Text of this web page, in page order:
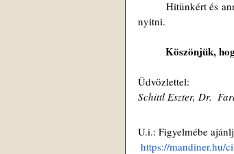
nyitni.
Köszönjük,
Üdvözlettel:
Schittl Eszter, Dr.
U.i.: Figyelmébe
https://mandiner.hu/